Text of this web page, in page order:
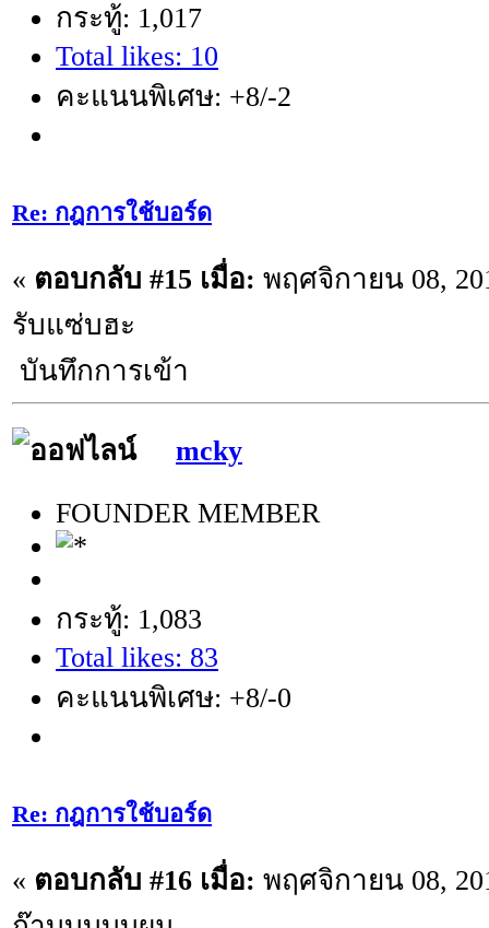
กระทู้: 1,017
Total likes: 10
คะแนนพิเศษ: +8/-2
Re: กฎการใช้บอร์ด
« ตอบกลับ #15 เมื่อ: พฤศจิกายน 08,
รับแซ่บฮะ
บันทึกการเข้า
mcky
FOUNDER MEMBER
กระทู้: 1,083
Total likes: 83
คะแนนพิเศษ: +8/-0
Re: กฎการใช้บอร์ด
« ตอบกลับ #16 เมื่อ: พฤศจิกายน 08,